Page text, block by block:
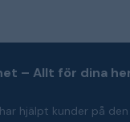
– Allt för dina
hjälpt kunder på